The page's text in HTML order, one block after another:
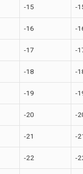
-15 -
-16 -
-17 -
-18 -
-19 -
-20 -
-21 -
-22 -